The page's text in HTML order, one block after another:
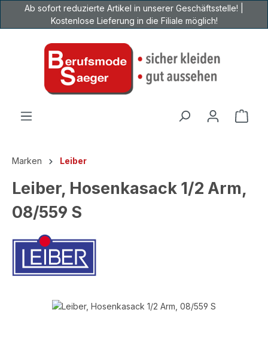
Zum Hauptinhalt springen
Ab sofort reduzierte Artikel in unserer Geschäftsstelle! |
Kostenlose Lieferung in die Filiale möglich!
Marken Leiber
Leiber, Hosenkasack 1/2 Arm,
08/559 S
Bildergalerie überspringen